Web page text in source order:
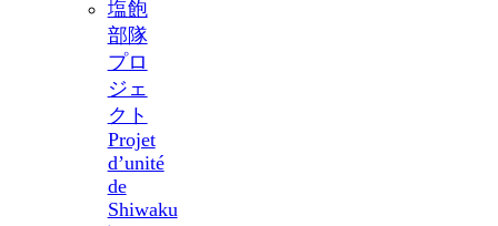
塩飽
部隊
プロ
ジェ
クト
Projet
d’unité
de
Shiwaku